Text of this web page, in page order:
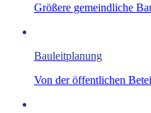
Größere gemeindliche
Bauleitplanung
Von der öffentlichen